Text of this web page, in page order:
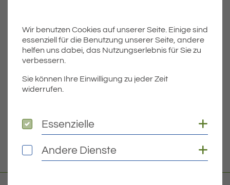
Dateiname MIBLA-49-2020.PDF
Dateigröße
DOWNLOAD
Wir benutzen Cookies auf unserer Seite. Einige sind
essenziell für die Benutzung unserer Seite, andere
helfen uns dabei, das Nutzungserlebnis für Sie zu
verbessern.
Sie können Ihre Einwilligung zu jeder Zeit
widerrufen.
Essenzielle
Essenzielle
Andere Dienste
Andere Dienste